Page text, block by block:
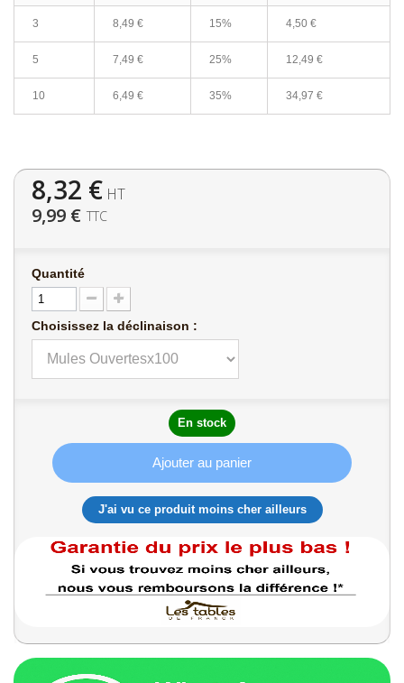
3 8,49 € 15% 4,50 €
5 7,49 € 25% 12,49 €
10 6,49 € 35% 34,97 €
8,32 € HT
9,99 € TTC
Quantité
Choisissez la déclinaison :
En stock
Ajouter au panier
J'ai vu ce produit moins cher ailleurs